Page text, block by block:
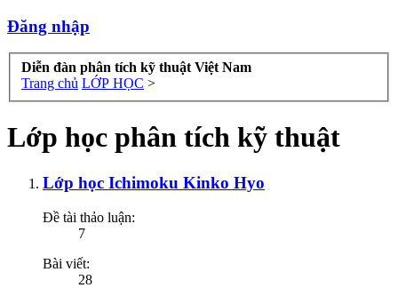
Đăng nhập
Diễn đàn phân tích kỹ thuật Việt Nam
Trang chủ LỚP HỌC >
Lớp học phân tích kỹ thuật
Lớp học Ichimoku Kinko Hyo
Đề tài thảo luận:
7
Bài viết:
28